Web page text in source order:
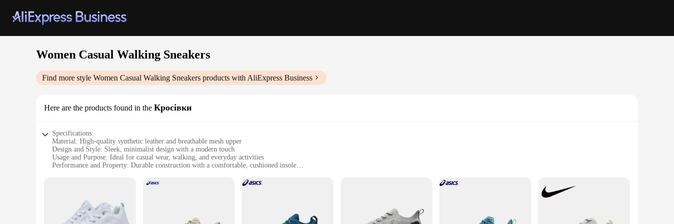
Women Casual Walking Sneakers
Find more style Women Casual Walking Sneakers products with AliExpress Business
Here are the products found in the Кросівки
Specifications:
Material: High-quality synthetic leather and breathable mesh upper
Design and Style: Sleek, minimalist design with a modern touch
Usage and Purpose: Ideal for casual wear, walking, and everyday activities
Performance and Property: Durable construction with a comfortable, cushioned insole
Applicable People: Designed for women seeking comfort and style in their footwear
|Wholesale|Vendors|
**Comfort Meets Style**